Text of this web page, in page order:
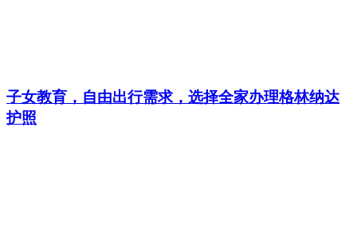
子女教育，自由出行需求，选择全家办理格林纳达
护照